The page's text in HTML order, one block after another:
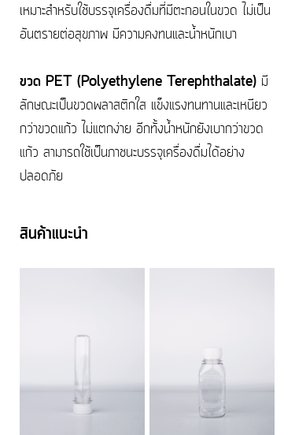
เหมาะสำหรับใช้บรรจุเครื่องดื่มที่มีตะกอนในขวด ไม่เป็น
อันตรายต่อสุขภาพ มีความคงทนและน้ำหนักเบา
ขวด PET (Polyethylene Terephthalate) มี
ลักษณะเป็นขวดพลาสติกใส แข็งแรงทนทานและเหนียว
กว่าขวดแก้ว ไม่แตกง่าย อีกทั้งน้ำหนักยังเบากว่าขวด
แก้ว สามารถใช้เป็นภาชนะบรรจุเครื่องดื่มได้อย่าง
ปลอดภัย
สินค้าแนะนำ